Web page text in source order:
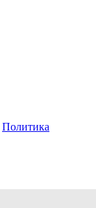
Политика